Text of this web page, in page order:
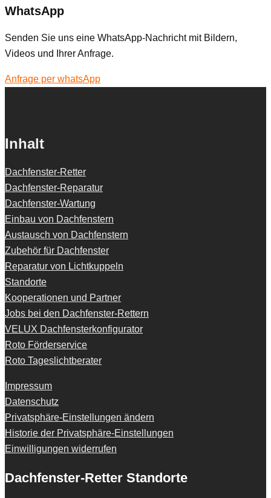
WhatsApp
Senden Sie uns eine WhatsApp-Nachricht mit Bildern,
Videos und Ihrer Anfrage.
Anfrage per whatsApp
Inhalt
Dachfenster-Retter
Dachfenster-Reparatur
Dachfenster-Wartung
Einbau von Dachfenstern
Austausch von Dachfenstern
Zubehör für Dachfenster
Reparatur von Lichtkuppeln
Standorte
Kooperationen und Partner
Jobs bei den Dachfenster-Rettern
VELUX Dachfensterkonfigurator
Roto Förderservice
Roto Tageslichtberater
Impressum
Datenschutz
Privatsphäre-Einstellungen ändern
Historie der Privatsphäre-Einstellungen
Einwilligungen widerrufen
Dachfenster-Retter Standorte